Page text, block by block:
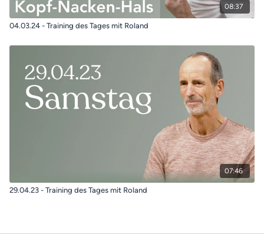
08:37
04.03.24 - Training des Tages mit Roland
07:46
29.04.23 - Training des Tages mit Roland